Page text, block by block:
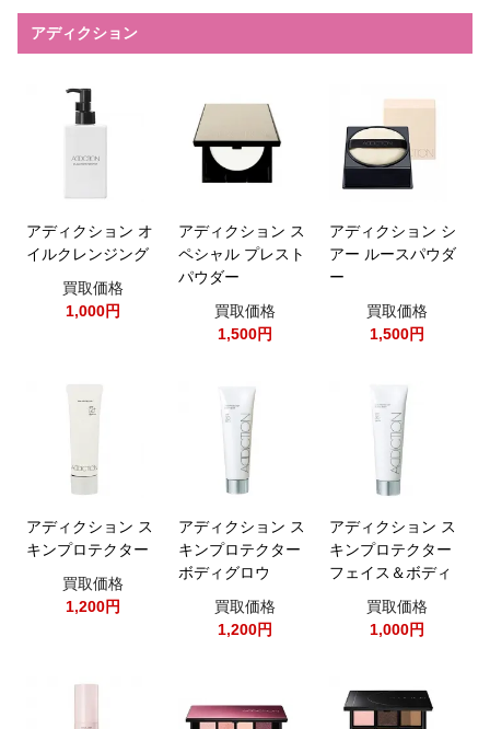
アディクション
アディクション オ
イルクレンジング
買取価格
1,000円
アディクション ス
ペシャル プレスト
パウダー
買取価格
1,500円
アディクション シ
アー ルースパウダ
ー
買取価格
1,500円
アディクション ス
キンプロテクター
買取価格
1,200円
アディクション ス
キンプロテクター
ボディグロウ
買取価格
1,200円
アディクション ス
キンプロテクター
フェイス＆ボディ
買取価格
1,000円